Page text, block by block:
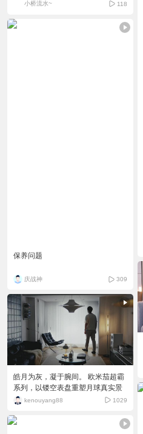
小桥流水~ 118
保养问题
庆战神 309
皓月为灰，凝于腕间。 欧米茄超霸
系列，以镂空表盘重塑月球真实景
象，一面勾勒“亮面”的皎洁，一面铭
的最好的纪录片。
kenouyang88 1029